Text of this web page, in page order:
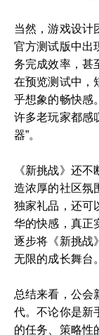
当然，游戏设计
官方测试版中出
务完成效率，甚
在预览测试中，
乎想象的畅快感
许多老玩家都感
器”。
《新挑战》还
造浓厚的社区氛
独家礼品，还可
华的快感，真正
逐步将《新挑战
无限的成长舞台。
总结来看，公会
代。不论你是新
的任务、策略性